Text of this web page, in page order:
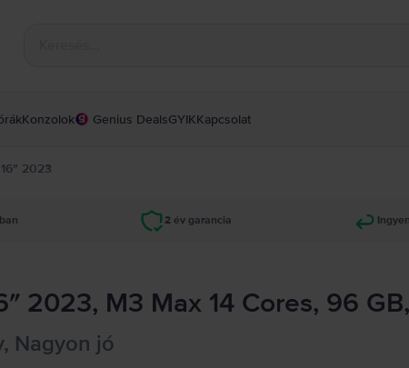
Konzolok Genius DealsGYIKKapcsolat
2023
2 év garancia
2023, M3 Max 14 Cores, 96
Nagyon jó